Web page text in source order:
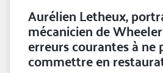
Aurélien Letheux,
mécanicien de
erreurs courantes à ne
commettre en